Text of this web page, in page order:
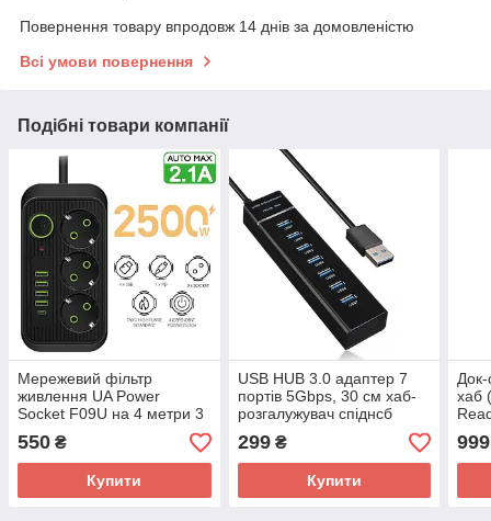
Повернення товару впродовж 14 днів за домовленістю
Всі умови повернення
Подібні товари компанії
Мережевий фільтр
живлення UA Power
Socket F09U на 4 метри 3
розетки +4 USB + Type-C
Port, мережевий
подовжувач розеток
550 ₴
Купити
USB HUB 3.0 адаптер 7
портів 5Gbps, 30 см хаб-
розгалужувач спіднсб
299₴
Купити
Док-
хаб
999